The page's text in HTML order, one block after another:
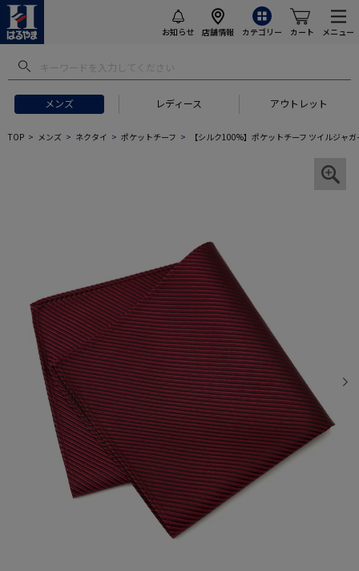
お知らせ 店舗情報 カテゴリー カート メニュー
メンズ レディース アウトレット
TOP メンズ ネクタイ ポケットチーフ 【シルク100%】ポケットチーフ ツイルジャ